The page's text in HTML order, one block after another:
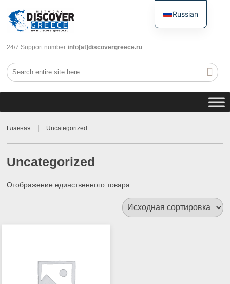
24/7 Support number info[at]discovergreece.ru
Главная Uncategorized
Uncategorized
Отображение единственного товара
Russian
English